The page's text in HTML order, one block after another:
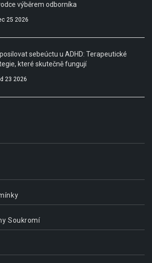
výběrem odborníka
25 2026
sebeúctu u ADHD: Terapeutické
které skutečně fungují
23 2026
Soukromí